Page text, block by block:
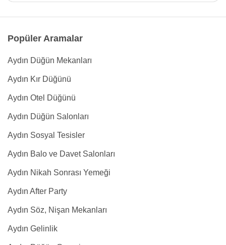
Popüler Aramalar
Aydın Düğün Mekanları
Aydın Kır Düğünü
Aydın Otel Düğünü
Aydın Düğün Salonları
Aydın Sosyal Tesisler
Aydın Balo ve Davet Salonları
Aydın Nikah Sonrası Yemeği
Aydın After Party
Aydın Söz, Nişan Mekanları
Aydın Gelinlik